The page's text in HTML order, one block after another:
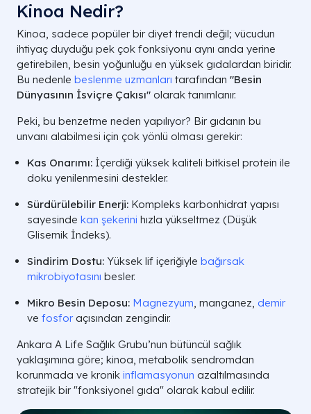
Kinoa Nedir?
Kinoa, sadece popüler bir diyet trendi değil; vücudun
ihtiyaç duyduğu pek çok fonksiyonu aynı anda yerine
getirebilen, besin yoğunluğu en yüksek gıdalardan biridir.
Bu nedenle beslenme uzmanları tarafından "Besin
Dünyasının İsviçre Çakısı" olarak tanımlanır.
Peki, bu benzetme neden yapılıyor? Bir gıdanın bu
unvanı alabilmesi için çok yönlü olması gerekir:
Kas Onarımı: İçerdiği yüksek kaliteli bitkisel protein ile
doku yenilenmesini destekler.
Sürdürülebilir Enerji: Kompleks karbonhidrat yapısı
sayesinde kan şekerini hızla yükseltmez (Düşük
Glisemik İndeks).
Sindirim Dostu: Yüksek lif içeriğiyle bağırsak
mikrobiyotasını besler.
Mikro Besin Deposu: Magnezyum, manganez, demir
ve fosforaçısından zengindir.
Ankara A Life Sağlık Grubu’nun bütüncül sağlık
yaklaşımına göre; kinoa, metabolik sendromdan
korunmada ve kronik inflamasyonun azaltılmasında
stratejik bir "fonksiyonel gıda" olarak kabul edilir.